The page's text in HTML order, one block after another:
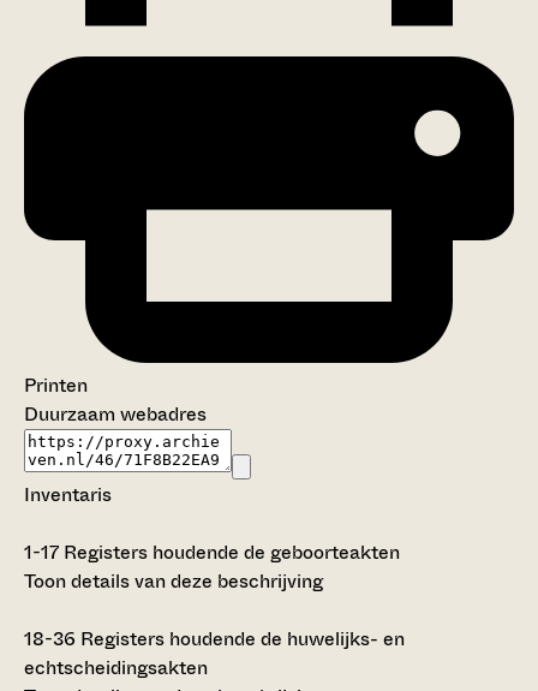
Printen
Duurzaam webadres
Inventaris
1-17 Registers houdende de geboorteakten
Toon details van deze beschrijving
18-36 Registers houdende de huwelijks- en
echtscheidingsakten